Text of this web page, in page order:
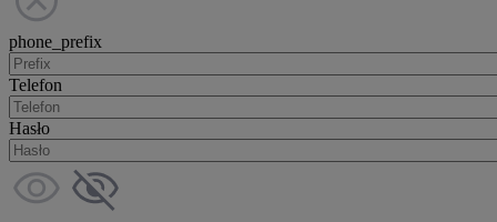
phone_prefix
Telefon
Hasło